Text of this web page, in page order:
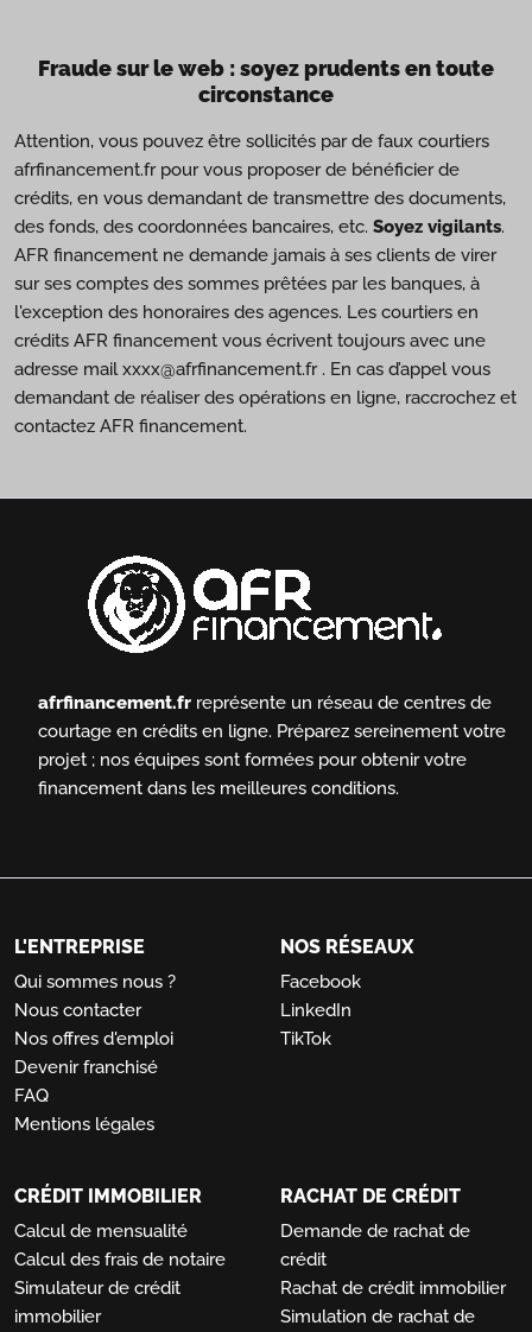
Fraude sur le web : soyez prudents en toute
circonstance
Attention, vous pouvez être sollicités par de faux courtiers
afrfinancement.fr pour vous proposer de bénéficier de
crédits, en vous demandant de transmettre des documents,
des fonds, des coordonnées bancaires, etc. Soyez vigilants.
AFR financement ne demande jamais à ses clients de virer
sur ses comptes des sommes prêtées par les banques, à
l'exception des honoraires des agences. Les courtiers en
crédits AFR financement vous écrivent toujours avec une
adresse mail xxxx@afrfinancement.fr . En cas d’appel vous
demandant de réaliser des opérations en ligne, raccrochez et
contactez AFR financement.
afrfinancement.fr représente un réseau de centres de
courtage en crédits en ligne. Préparez sereinement votre
projet ; nos équipes sont formées pour obtenir votre
financement dans les meilleures conditions.
L'ENTREPRISE
Qui sommes nous ?
Nous contacter
Nos offres d'emploi
Devenir franchisé
FAQ
Mentions légales
NOS RÉSEAUX
Facebook
LinkedIn
TikTok
CRÉDIT IMMOBILIER
Calcul de mensualité
Calcul des frais de notaire
Simulateur de crédit
immobilier
RACHAT DE CRÉDIT
Demande de rachat de
crédit
Rachat de crédit immobilier
Simulation de rachat de